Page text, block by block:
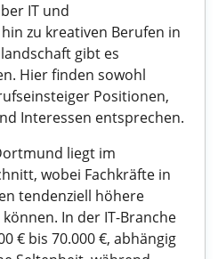
IT und
zu kreativen Berufen in
gibt es
Hier finden sowohl
Positionen,
Interessen entsprechen.
liegt im
wobei Fachkräfte in
tendenziell höhere
In der IT-Branche
€ bis 70.000 €, abhängig